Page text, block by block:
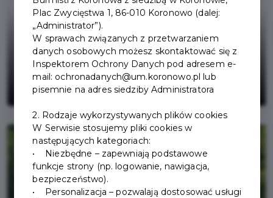
17 sierpnia - Urząd nieczynny
Plac Zwycięstwa 1, 86-010 Koronowo (dalej:
„Administrator”).
W sprawach związanych z przetwarzaniem
danych osobowych możesz skontaktować się z
Inspektorem Ochrony Danych pod adresem e-
mail: ochronadanych@um.koronowo.pl lub
pisemnie na adres siedziby Administratora
2. Rodzaje wykorzystywanych plików cookies
W Serwisie stosujemy pliki cookies w
następujących kategoriach:
• Niezbędne – zapewniają podstawowe
funkcje strony (np. logowanie, nawigacja,
bezpieczeństwo).
• Personalizacja – pozwalają dostosować usługi